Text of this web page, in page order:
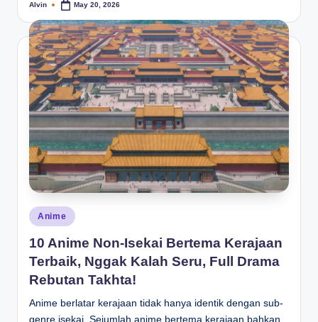
Posted
Alvin May 20, 2026
Posted
in
Anime
10 Anime Non-Isekai Bertema Kerajaan
Terbaik, Nggak Kalah Seru, Full Drama
Rebutan Takhta!
Anime berlatar kerajaan tidak hanya identik dengan sub-
genre isekai. Sejumlah anime bertema kerajaan bahkan